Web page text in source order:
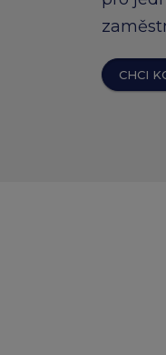
CHCI